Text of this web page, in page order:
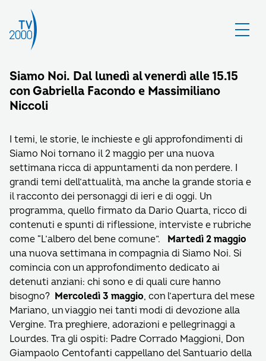
Siamo Noi. Dal lunedì al venerdì alle 15.15
con Gabriella Facondo e Massimiliano
Niccoli
I temi, le storie, le inchieste e gli approfondimenti di
Siamo Noi tornano il 2 maggio per una nuova
settimana ricca di appuntamenti da non perdere. I
grandi temi dell’attualità, ma anche la grande storia e
il racconto dei personaggi di ieri e di oggi. Un
programma, quello firmato da Dario Quarta, ricco di
contenuti e spunti di riflessione, interviste e rubriche
come “L’albero del bene comune”. Martedì 2 maggio
una nuova settimana in compagnia di Siamo Noi. Si
comincia con un approfondimento dedicato ai
detenuti anziani: chi sono e di quali cure hanno
bisogno? Mercoledì 3 maggio, con l’apertura del mese
Mariano, un viaggio nei tanti modi di devozione alla
Vergine. Tra preghiere, adorazioni e pellegrinaggi a
Lourdes. Tra gli ospiti: Padre Corrado Maggioni, Don
Giampaolo Centofanti cappellano del Santuario della